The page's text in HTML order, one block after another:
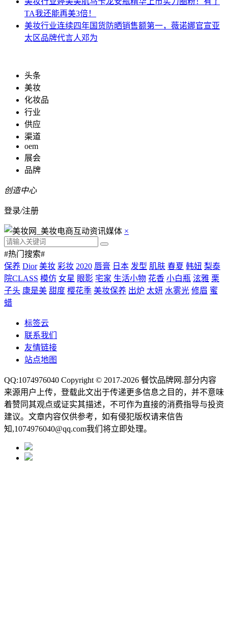
TA我还能再美3倍！
美妆行业连续四年国货防晒销售额第一，薇诺娜官宣亚
太区品牌代言人邓为
头条
美妆
化妆品
行业
供应
渠道
oem
展会
品牌
创造中心
登录/注册
×
#热门搜索#
保养 Dior 美妆 彩妆 2020 唇膏 日本 发型 肌肤 春夏 韩妞 梨泰
院CLASS 模仿 女星 眼影 宅家 生活小物 花香 小白瓶 泫雅 栗
子头 康是美 甜度 樱花季 美妆保养 出炉 太妍 水雾光 修眉 蜜
蜡
标签云
联系我们
友情链接
站点地图
QQ:1074976040 Copyright © 2017-2026 餐饮品牌网 .部分内容
来源用户上传，登载此文出于传递更多信息之目的，并不意味
着赞同其观点或证实其描述，不可作为直接的消费指导与投资
建议。文章内容仅供参考，如有侵犯版权请来信告
知,1074976040@qq.com我们将立即处理。